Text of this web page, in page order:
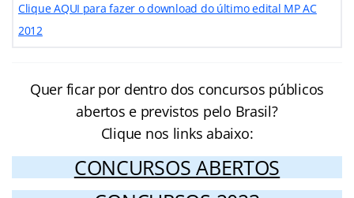
Clique AQUI para fazer o download do último edital MP AC
2012
Quer ficar por dentro dos concursos públicos
abertos e previstos pelo Brasil?
Clique nos links abaixo:
CONCURSOS ABERTOS